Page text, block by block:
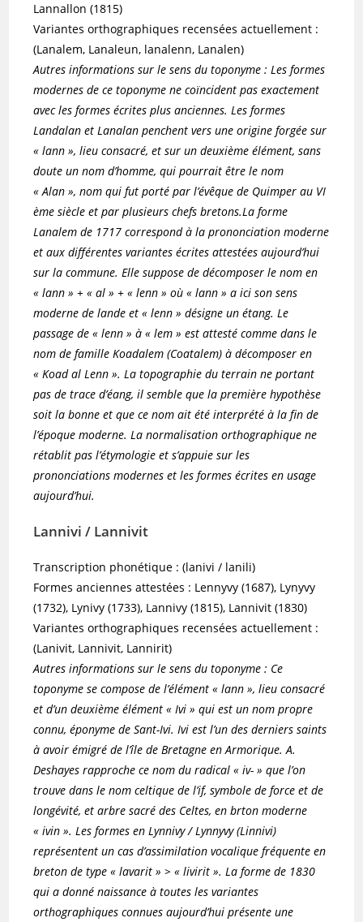
Lannallon (1815)
Variantes orthographiques recensées actuellement :
(Lanalem, Lanaleun, lanalenn, Lanalen)
Autres informations sur le sens du toponyme : Les formes
modernes de ce toponyme ne coïncident pas exactement
avec les formes écrites plus anciennes. Les formes
Landalan et Lanalan penchent vers une origine forgée sur
« lann », lieu consacré, et sur un deuxième élément, sans
doute un nom d’homme, qui pourrait être le nom
« Alan », nom qui fut porté par l’évêque de Quimper au VI
ème siècle et par plusieurs chefs bretons.La forme
Lanalem de 1717 correspond à la prononciation moderne
et aux différentes variantes écrites attestées aujourd’hui
sur la commune. Elle suppose de décomposer le nom en
« lann » + « al » + « lenn » où « lann » a ici son sens
moderne de lande et « lenn » désigne un étang. Le
passage de « lenn » à « lem » est attesté comme dans le
nom de famille Koadalem (Coatalem) à décomposer en
« Koad al Lenn ». La topographie du terrain ne portant
pas de trace d’éang, il semble que la première hypothèse
soit la bonne et que ce nom ait été interprété à la fin de
l’époque moderne. La normalisation orthographique ne
rétablit pas l’étymologie et s’appuie sur les
prononciations modernes et les formes écrites en usage
aujourd’hui.
Lannivi / Lannivit
Transcription phonétique : (lanivi / lanili)
Formes anciennes attestées : Lennyvy (1687), Lynyvy
(1732), Lynivy (1733), Lannivy (1815), Lannivit (1830)
Variantes orthographiques recensées actuellement :
(Lanivit, Lannivit, Lannirit)
Autres informations sur le sens du toponyme : Ce
toponyme se compose de l’élément « lann », lieu consacré
et d’un deuxième élément « Ivi » qui est un nom propre
connu, éponyme de Sant-Ivi. Ivi est l’un des derniers saints
à avoir émigré de l’île de Bretagne en Armorique. A.
Deshayes rapproche ce nom du radical « iv- » que l’on
trouve dans le nom celtique de l’if, symbole de force et de
longévité, et arbre sacré des Celtes, en brton moderne
« ivin ». Les formes en Lynnivy / Lynnyvy (Linnivi)
représentent un cas d’assimilation vocalique fréquente en
breton de type « lavarit » > « livirit ». La forme de 1830
qui a donné naissance à toutes les variantes
orthographiques connues aujourd’hui présente une